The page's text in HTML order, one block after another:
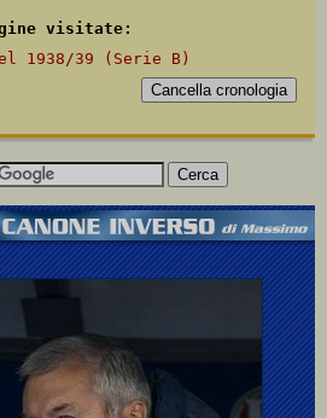
visitate:
nel 1938/39 (Serie B)